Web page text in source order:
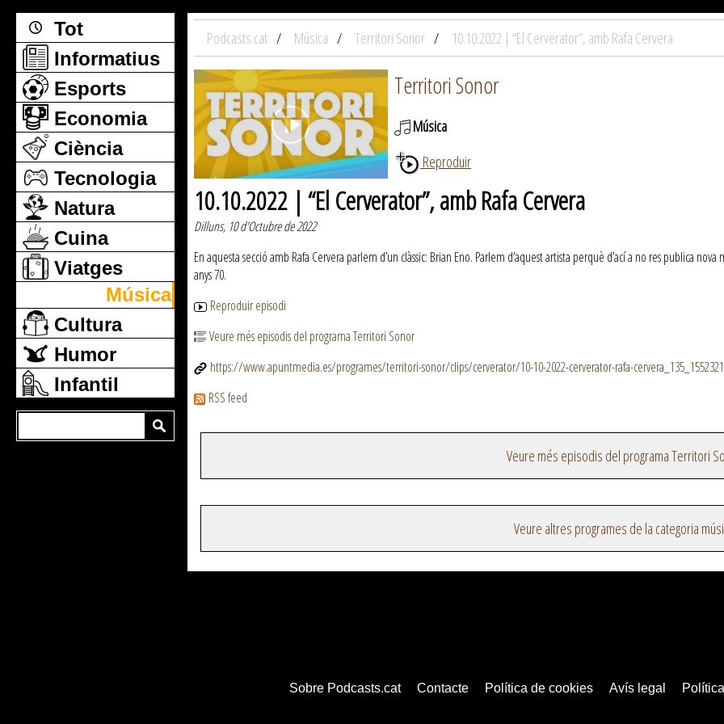
Tot
Informatius
Esports
Economia
Ciència
Tecnologia
Natura
Cuina
Viatges
Música
Cultura
Humor
Infantil
Podcasts.cat Música Territori Sonor 10.10.2022 | “El Cerverator”, amb Rafa Cervera
Territori Sonor
Música
Reproduir
10.10.2022 | “El Cerverator”, amb Rafa Cervera
Dilluns, 10 d'Octubre de 2022
En aquesta secció amb Rafa Cervera parlem d’un clàssic: Brian Eno. Parlem d’aquest artista perquè d’ací a no res publica
anys 70.
Reproduir episodi
Veure més episodis del programa Territori Sonor
https://www.apuntmedia.es/programes/territori-sonor/clips/cerverator/10-10-2022-cerverator-rafa-
RSS feed
Veure més episodis del programa Territori
Veure altres programes de la categoria
Sobre Podcasts.cat Contacte Política de cookies Avís legal